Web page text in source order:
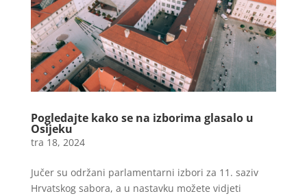
Pogledajte kako se na izborima glasalo u
Osijeku
tra 18, 2024
Jučer su održani parlamentarni izbori za 11. saziv
Hrvatskog sabora, a u nastavku možete vidjeti